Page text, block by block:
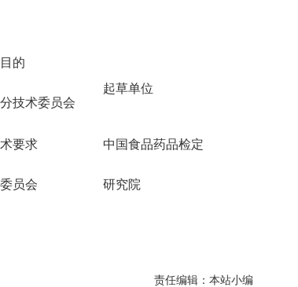
的
技术委员会
起草单位
要求
员会
中国食品药品检定
研究院
责任编辑：本站小编